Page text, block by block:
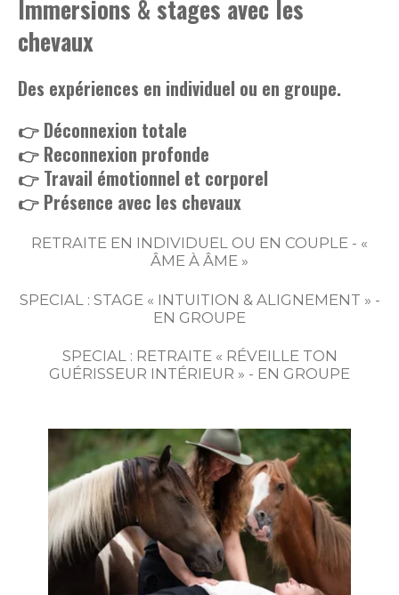
Immersions & stages avec les
chevaux
Des expériences en individuel ou en groupe.
👉 Déconnexion totale
👉 Reconnexion profonde
👉 Travail émotionnel et corporel
👉 Présence avec les chevaux
RETRAITE EN INDIVIDUEL OU EN COUPLE - «
ÂME À ÂME »
SPECIAL : STAGE « INTUITION & ALIGNEMENT » -
EN GROUPE
SPECIAL : RETRAITE « RÉVEILLE TON
GUÉRISSEUR INTÉRIEUR » - EN GROUPE